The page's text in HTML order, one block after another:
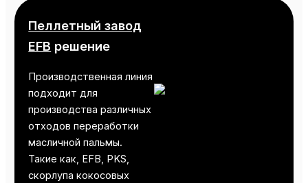
Пеллетный завод
EFB решение
Производственная линия
подходит для
производства различных
отходов переработки
масличной пальмы.
Такие как, EFB, PKS,
скорлупа кокосовых